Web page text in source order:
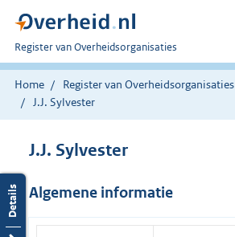
U
bent
nu
hier:
Register van Overheidsorganisaties
Home Register van Overheidsorganisaties
J.J. Sylvester
J.J. Sylvester
Algemene informatie